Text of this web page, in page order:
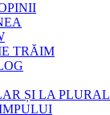
TRĂIM
ȘI LA PLURAL